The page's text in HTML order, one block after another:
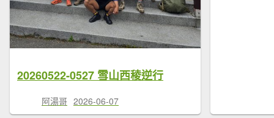
20260522-0527 雪山西稜逆行
阿湯哥 2026-06-07